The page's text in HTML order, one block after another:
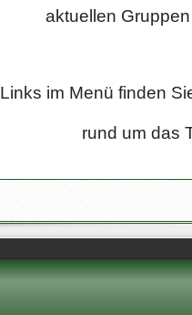
aktuellen
Links im Menü finden
rund um das